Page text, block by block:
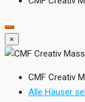
×
CMF Creativ
Alle Häuser